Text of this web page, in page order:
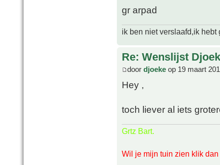
gr arpad
ik ben niet verslaafd,ik
Re: Wenslijst
door djoeke op 19 maart
Hey ,
toch liever al iets
Grtz Bart.
Wil je mijn tuin zien klik dan